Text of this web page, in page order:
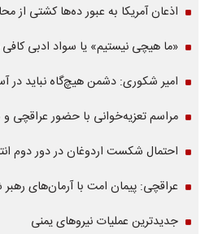
اذعان آمریکا به عبور ده‌ها کشتی از
«ما هیچی نیستیم» یا سواد ادبی کافی
امیر شکوری: دشمن هیچ‌گاه نباید در
مراسم تعزیه‌خوانی با حضور عراقچی
احتمال شکست اردوغان در دور دوم
عراقچی: پیمان امت با آرمان‌های
جدیدترین عملیات نیروهای یمنی